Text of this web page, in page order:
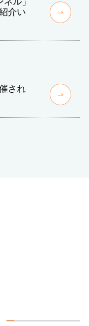
介い
され